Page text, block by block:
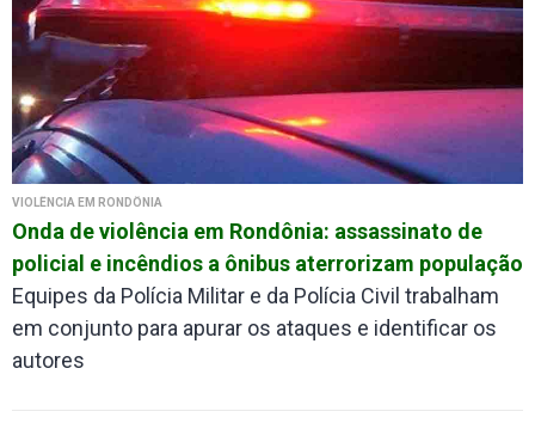
VIOLÊNCIA EM RONDÔNIA
Onda de violência em Rondônia: assassinato de
policial e incêndios a ônibus aterrorizam população
Equipes da Polícia Militar e da Polícia Civil trabalham
em conjunto para apurar os ataques e identificar os
autores